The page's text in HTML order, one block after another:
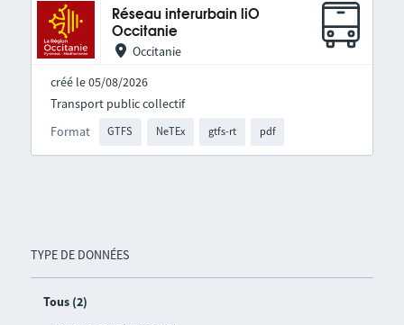
TYPE DE DONNÉES
Tous (2)
Réseau interurbain liO
Occitanie
Occitanie
créé le 05/08/2026
Format GTFS NeTEx gtfs-rt pdf
Transport public collectif